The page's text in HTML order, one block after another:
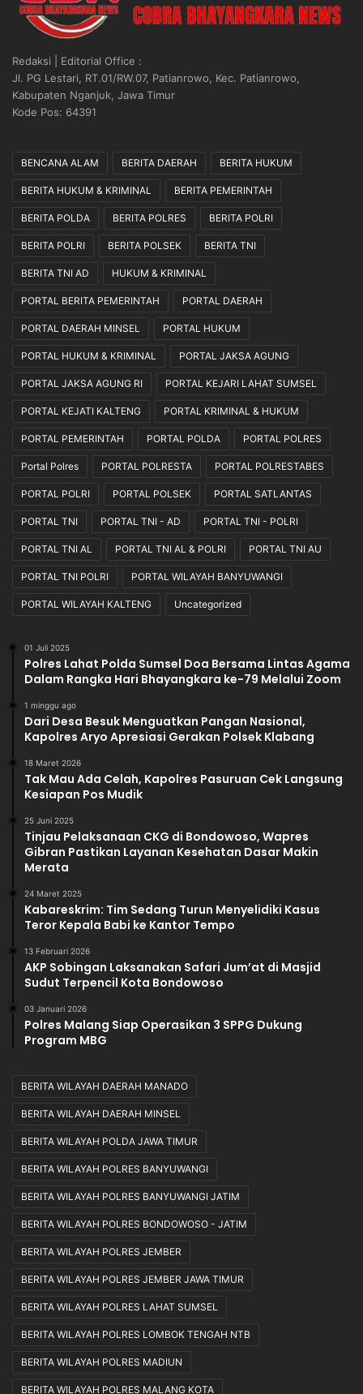
Redaksi | Editorial Office :
Jl. PG Lestari, RT.01/RW.07, Patianrowo, Kec. Patianrowo,
Kabupaten Nganjuk, Jawa Timur
Kode Pos: 64391
BENCANA ALAM BERITA DAERAH BERITA HUKUM
BERITA HUKUM & KRIMINAL BERITA PEMERINTAH
BERITA POLDA BERITA POLRES BERITA POLRI
BERITA POLRI BERITA POLSEK BERITA TNI
BERITA TNI AD HUKUM & KRIMINAL
PORTAL BERITA PEMERINTAH PORTAL DAERAH
PORTAL DAERAH MINSEL PORTAL HUKUM
PORTAL HUKUM & KRIMINAL PORTAL JAKSA AGUNG
PORTAL JAKSA AGUNG RI PORTAL KEJARI LAHAT SUMSEL
PORTAL KEJATI KALTENG PORTAL KRIMINAL & HUKUM
PORTAL PEMERINTAH PORTAL POLDA PORTAL POLRES
Portal Polres PORTAL POLRESTA PORTAL POLRESTABES
PORTAL POLRI PORTAL POLSEK PORTAL SATLANTAS
PORTAL TNI PORTAL TNI - AD PORTAL TNI - POLRI
PORTAL TNI AL PORTAL TNI AL & POLRI PORTAL TNI AU
PORTAL TNI POLRI PORTAL WILAYAH BANYUWANGI
PORTAL WILAYAH KALTENG Uncategorized
01 Juli 2025
Polres Lahat Polda Sumsel Doa Bersama Lintas Agama
Dalam Rangka Hari Bhayangkara ke-79 Melalui Zoom
1 minggu ago
Dari Desa Besuk Menguatkan Pangan Nasional,
Kapolres Aryo Apresiasi Gerakan Polsek Klabang
18 Maret 2026
Tak Mau Ada Celah, Kapolres Pasuruan Cek Langsung
Kesiapan Pos Mudik
25 Juni 2025
Tinjau Pelaksanaan CKG di Bondowoso, Wapres
Gibran Pastikan Layanan Kesehatan Dasar Makin
Merata
24 Maret 2025
Kabareskrim: Tim Sedang Turun Menyelidiki Kasus
Teror Kepala Babi ke Kantor Tempo
13 Februari 2026
AKP Sobingan Laksanakan Safari Jum’at di Masjid
Sudut Terpencil Kota Bondowoso
03 Januari 2026
Polres Malang Siap Operasikan 3 SPPG Dukung
Program MBG
BERITA WILAYAH DAERAH MANADO
BERITA WILAYAH DAERAH MINSEL
BERITA WILAYAH POLDA JAWA TIMUR
BERITA WILAYAH POLRES BANYUWANGI
BERITA WILAYAH POLRES BANYUWANGI JATIM
BERITA WILAYAH POLRES BONDOWOSO - JATIM
BERITA WILAYAH POLRES JEMBER
BERITA WILAYAH POLRES JEMBER JAWA TIMUR
BERITA WILAYAH POLRES LAHAT SUMSEL
BERITA WILAYAH POLRES LOMBOK TENGAH NTB
BERITA WILAYAH POLRES MADIUN
BERITA WILAYAH POLRES MALANG KOTA